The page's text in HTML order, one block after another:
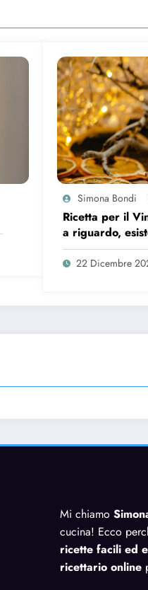
Simona Bondi
Ricetta per il
a riguardo,
Glühwein?
22 Dicembre
Mi chiamo
cucina! Ecco
ricette facili ed
ricettario online